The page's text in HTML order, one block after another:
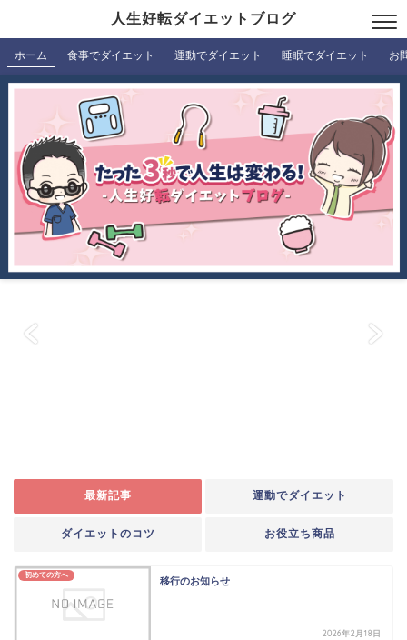
人生好転ダイエットブログ
ホーム 食事でダイエット 運動でダイエット 睡眠でダイエット お
最新記事 運動でダイエット
ダイエットのコツ お役立ち商品
初めての方へ
移行のお知らせ
2026年2月18日